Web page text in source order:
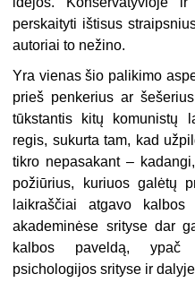
perskaityti ištisus
autoriai to nežino.
Yra vienas šio palikimo
prieš penkerius ar šešerius
tūkstantis kitų komunistų
regis, sukurta tam, kad
tikro nepasakant –
požiūrius, kuriuos galėtų
laikraščiai atgavo
akademinėse srityse dar
kalbos paveldą, ypač
psichologijos srityse ir